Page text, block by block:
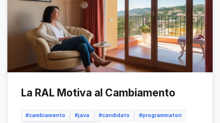
La RAL Motiva al Cambiamento
#cambiamento #java #candidato
#programmatori